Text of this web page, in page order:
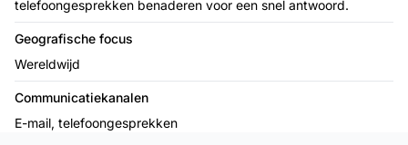
telefoongesprekken benaderen voor een snel antwoord.
Geografische focus
Wereldwijd
Communicatiekanalen
E-mail, telefoongesprekken